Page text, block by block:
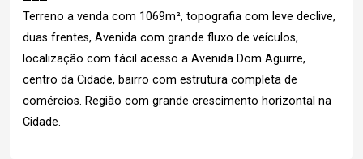
Terreno a venda com 1069m², topografia com leve declive,
duas frentes, Avenida com grande fluxo de veículos,
localização com fácil acesso a Avenida Dom Aguirre,
centro da Cidade, bairro com estrutura completa de
comércios. Região com grande crescimento horizontal na
Cidade.